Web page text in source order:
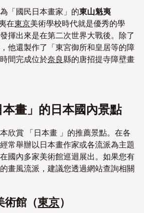
「國民日本畫家」的東山魁夷
在東京美術學校時代就是優秀的學
揮出來是在第二次世界大戰後。除了
他還製作了「東宮御所和皇居等的障
間完成位於奈良縣的唐招提寺障壁畫
畫」的日本國內景點
欣賞 「日本畫 」的推薦景點。在各
常舉辦以日本畫作家或各流派為主題
國內多家美術館巡迴展出。如果您有
畫風流派，建議您透過網站查詢相關
術館（東京）